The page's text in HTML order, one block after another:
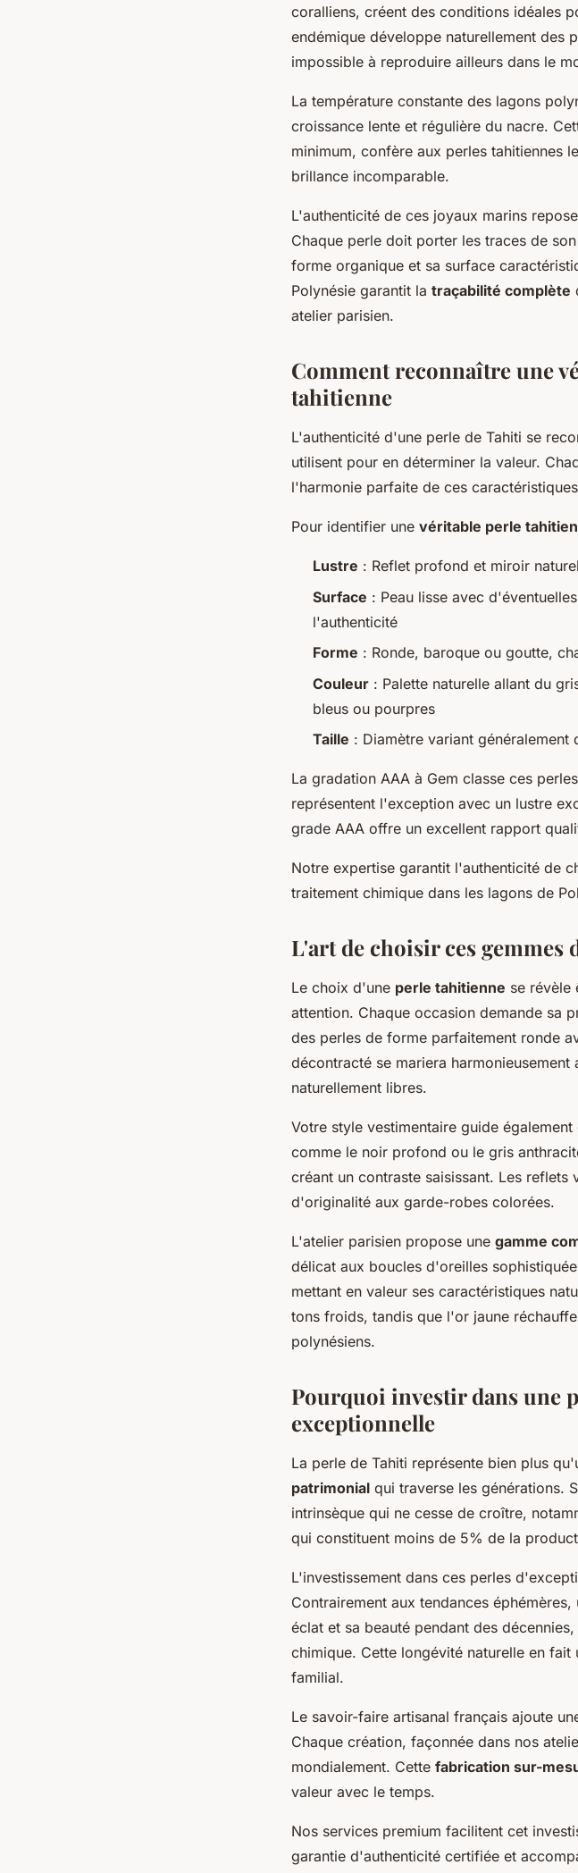
coralliens, créent des conditions idéales
endémique développe naturellement des
impossible à reproduire ailleurs dans le
La température constante des lagons
croissance lente et régulière du nacre.
minimum, confère aux perles tahitiennes
brillance incomparable.
L'authenticité de ces joyaux marins
Chaque perle doit porter les traces de
forme organique et sa surface
Polynésie garantit la traçabilité complète
atelier parisien.
Comment reconnaître une
tahitienne
L'authenticité d'une perle de Tahiti se
utilisent pour en déterminer la valeur.
l'harmonie parfaite de ces
Pour identifier une véritable perle
Lustre : Reflet profond et miroir
Surface : Peau lisse avec
l'authenticité
Forme : Ronde, baroque ou goutte,
Couleur : Palette naturelle allant du
bleus ou pourpres
Taille : Diamètre variant
La gradation AAA à Gem classe ces
représentent l'exception avec un lustre
grade AAA offre un excellent rapport
Notre expertise garantit l'authenticité de
traitement chimique dans les lagons de
L'art de choisir ces gemmes
Le choix d'une perle tahitienne se révèle
attention. Chaque occasion demande sa
des perles de forme parfaitement ronde
décontracté se mariera
naturellement libres.
Votre style vestimentaire guide
comme le noir profond ou le gris
créant un contraste saisissant. Les
d'originalité aux garde-robes colorées.
L'atelier parisien propose une gamme
délicat aux boucles d'oreilles
mettant en valeur ses caractéristiques
tons froids, tandis que l'or jaune
polynésiens.
Pourquoi investir dans une
exceptionnelle
La perle de Tahiti représente bien plus
patrimonial qui traverse les générations.
intrinsèque qui ne cesse de croître,
qui constituent moins de 5% de la
L'investissement dans ces perles
Contrairement aux tendances
éclat et sa beauté pendant des
chimique. Cette longévité naturelle en
familial.
Le savoir-faire artisanal français ajoute
Chaque création, façonnée dans nos
mondialement. Cette fabrication sur-
valeur avec le temps.
Nos services premium facilitent cet
garantie d'authenticité certifiée et